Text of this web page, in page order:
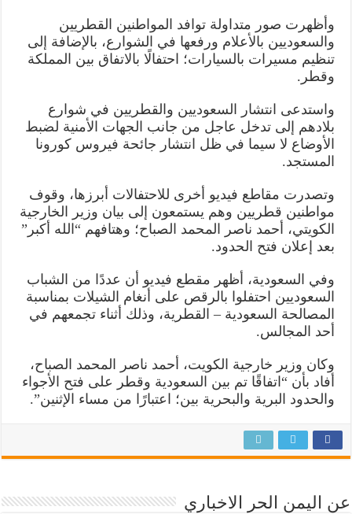
وأظهرت صور متداولة توافد المواطنين القطريين
والسعوديين بالأعلام ورفعها في الشوارع، بالإضافة إلى
تنظيم مسيرات بالسيارات؛ احتفالًا بالاتفاق بين المملكة
وقطر.
واستدعى انتشار السعوديين والقطريين في شوارع
بلادهم إلى تدخل عاجل من جانب الجهات الأمنية لضبط
الأوضاع لا سيما في ظل انتشار جائحة فيروس كورونا
المستجد.
وتصدرت مقاطع فيديو أخرى للاحتفالات أبرزها، وقوف
مواطنين قطريين وهم يستمعون إلى بيان وزير الخارجية
الكويتي، أحمد ناصر المحمد الصباح؛ وهتافهم “الله أكبر”
بعد إعلان فتح الحدود.
وفي السعودية، أظهر مقطع فيديو أن عددًا من الشباب
السعوديين احتفلوا بالرقص على أنغام الشيلات بمناسبة
المصالحة السعودية – القطرية، وذلك أثناء تجمعهم في
أحد المجالس.
وكان وزير خارجية الكويت، أحمد ناصر المحمد الصباح،
أفاد بأن “اتفاقًا تم بين السعودية وقطر على فتح الأجواء
والحدود البرية والبحرية بين؛ اعتبارًا من مساء الإثنين”.
عن اليمن الحر الاخباري